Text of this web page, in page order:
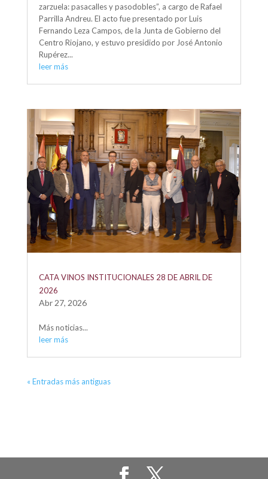
zarzuela: pasacalles y pasodobles”, a cargo de Rafael
Parrilla Andreu. El acto fue presentado por Luis
Fernando Leza Campos, de la Junta de Gobierno del
Centro Riojano, y estuvo presidido por José Antonio
Rupérez...
leer más
CATA VINOS INSTITUCIONALES 28 DE ABRIL DE
2026
Abr 27, 2026
Más noticias...
leer más
« Entradas más antiguas